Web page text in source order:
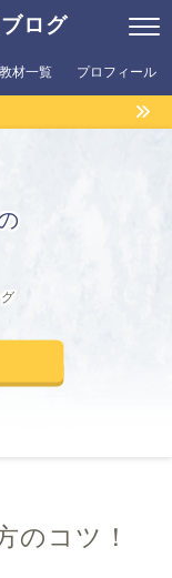
ログ
材一覧 プロフィール
のコツ！